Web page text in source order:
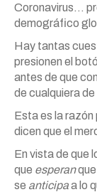
Coronavirus…
demográfico
Hay tantas
presionen el
antes de que
de cualquiera
Esta es la razón
dicen que el
En vista de que
que esperanque
se anticipaa lo